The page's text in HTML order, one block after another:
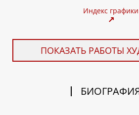
Индекс графики
↗
ПОКАЗАТЬ РАБОТЫ